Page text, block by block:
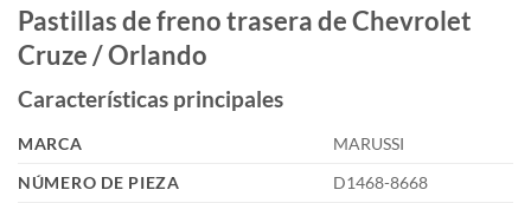
Pastillas de freno trasera de Chevrolet
Cruze / Orlando
Características principales
MARCA
MARUSSI
NÚMERO DE PIEZA
D1468-8668